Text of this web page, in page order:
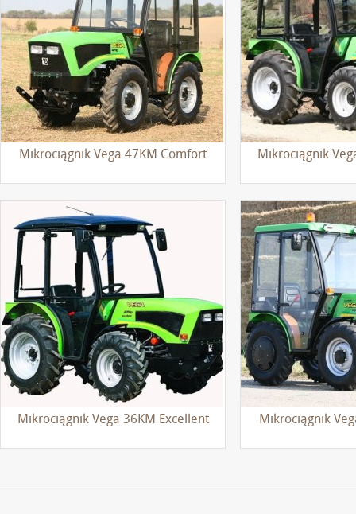
Mikrociągnik Vega 47KM Comfort Mikrociągnik
Mikrociągnik Vega 36KM Excellent Mikrociągnik